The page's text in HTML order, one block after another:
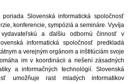
Slovenská informatická spoločnosť
konferencie, sympóziá a semináre. Vyvíja
vydavateľskú a ďalšiu odbornú činnosť v
informatická spoločnosť predkladá
a verejným orgánom a inštitúciám svoje
im v koordinácii a riešení zásadných
a informačných technológií. Slovenská
umožňuje rast mladých informatikov